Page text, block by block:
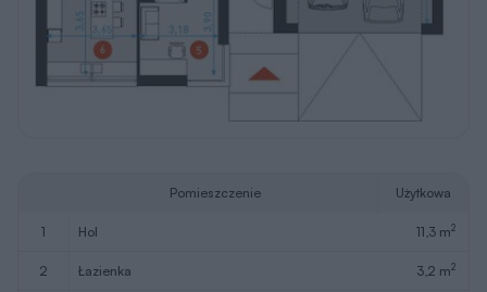
Pomieszczenie Użytkowa
1 hol 11,3 m2
2 łazienka 3,2 m2